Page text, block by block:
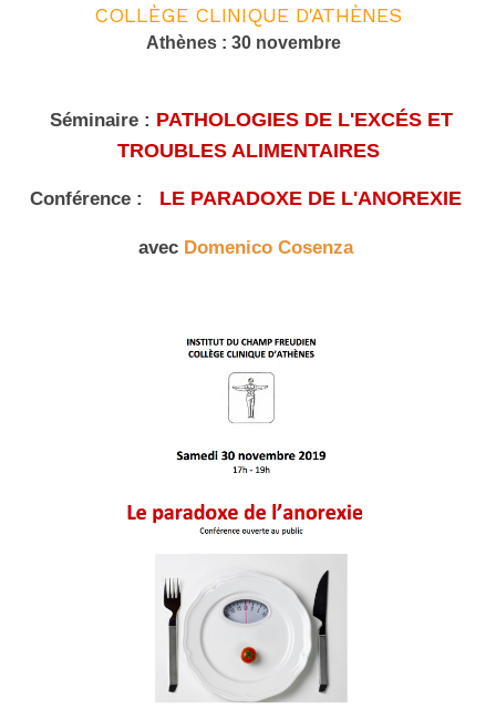
COLLÈGE CLINIQUE D'ATHÈNES
Athènes : 30 novembre
Séminaire : PATHOLOGIES DE L'EXCÉS ET
TROUBLES ALIMENTAIRES
Conférence : LE PARADOXE DE L'ANOREXIE
avec Domenico Cosenza